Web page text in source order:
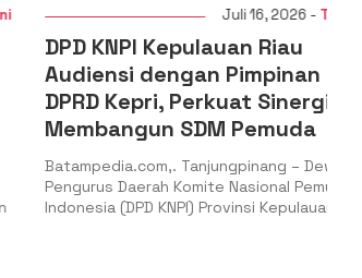
Juli 16, 2026 -Terkini
DPD KNPI Kepulauan Riau
Audiensi dengan Pimpinan
DPRD Kepri, Perkuat Sinergi
Membangun SDM Pemuda
Batampedia.com,. Tanjungpinang – Dewan
Pengurus Daerah Komite Nasional Pemuda
Indonesia (DPD KNPI) Provinsi Kepulauan